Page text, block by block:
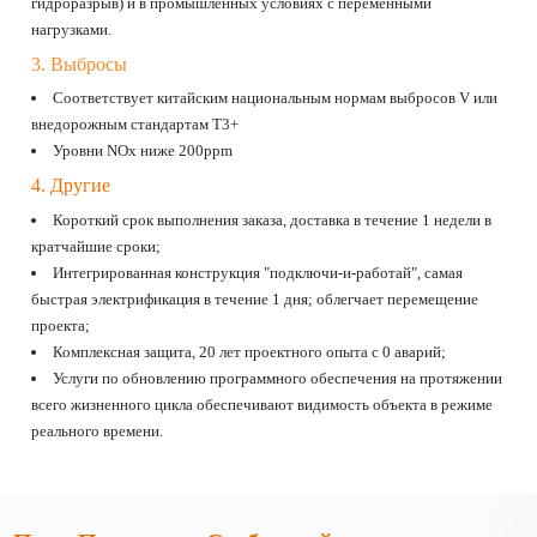
нагрузками.
3. Выбросы
Соответствует китайским национальным нормам выбросов V или
внедорожным стандартам T3+
Уровни NOx ниже 200ppm
4. Другие
Короткий срок выполнения заказа, доставка в течение 1 недели в
кратчайшие сроки;
Интегрированная конструкция "подключи-и-работай", самая
быстрая электрификация в течение 1 дня; облегчает перемещение
проекта;
Комплексная защита, 20 лет проектного опыта с 0 аварий;
Услуги по обновлению программного обеспечения на протяжении
всего жизненного цикла обеспечивают видимость объекта в режиме
реального времени.